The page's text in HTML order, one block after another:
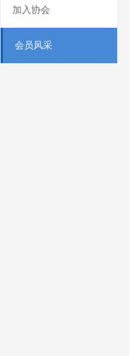
加入协会
会员风采